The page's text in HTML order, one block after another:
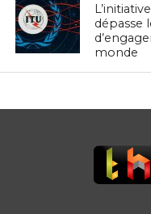
dépasse
monde